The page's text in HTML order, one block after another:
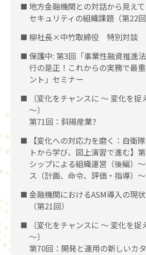
地方金融機関との対話から見え
セキュリティの組織課題（第22回
柳社長×中竹取締役 特別対談
保護中: 第3回「事業性融資推進
行の是正！これからの実務で最
ント」セミナー
〔変化をチャンスに 〜 変化を
〜〕
第71回：斜陽産業?
【変化への対応力を磨く：自衛
トから学び、図上演習で進む】
シップによる組織運営（後編）
ス（計画、命令、評価・指導）〜
金融機関におけるASM導入の現
（第21回）
〔変化をチャンスに 〜 変化を
〜〕
第70回：開発と運用の新しいカタ